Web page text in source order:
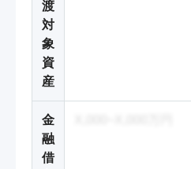
渡
対
象
資
産
金
融
借